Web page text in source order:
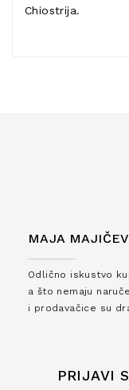
Chiostrija.
MAJA
Odlično iskustvo
a što nemaju
i prodavačice su
PRIJAVI